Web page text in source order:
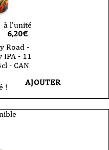
à l'unité
6,20€
Road -
IPA - 11
- CAN
! AJOUTER